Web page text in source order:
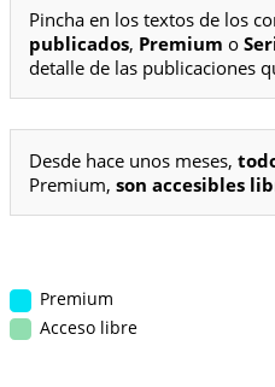
Pincha en los textos de los
publicados, Premium o
detalle de las publicaciones
Desde hace unos meses,
Premium, son accesibles
Premium
Acceso libre